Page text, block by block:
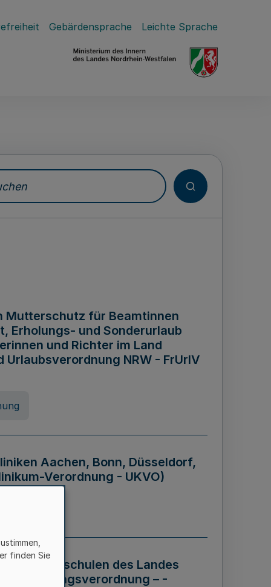
Gebärdensprache Leichte Sprache
Mutterschutz für Beamtinnen
Erholungs- und Sonderurlaub
und Richter im Land
NRW - FrUrlV
Aachen, Bonn, Düsseldorf,
Verordnung - UKVO)
der Hochschulen des Landes
– -
finden Sie